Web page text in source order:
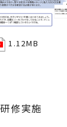
1.12MB
修実施